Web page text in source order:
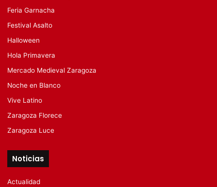
Feria Garnacha
Festival Asalto
Halloween
Hola Primavera
Mercado Medieval Zaragoza
Noche en Blanco
Vive Latino
Zaragoza Florece
Zaragoza Luce
Noticias
Actualidad